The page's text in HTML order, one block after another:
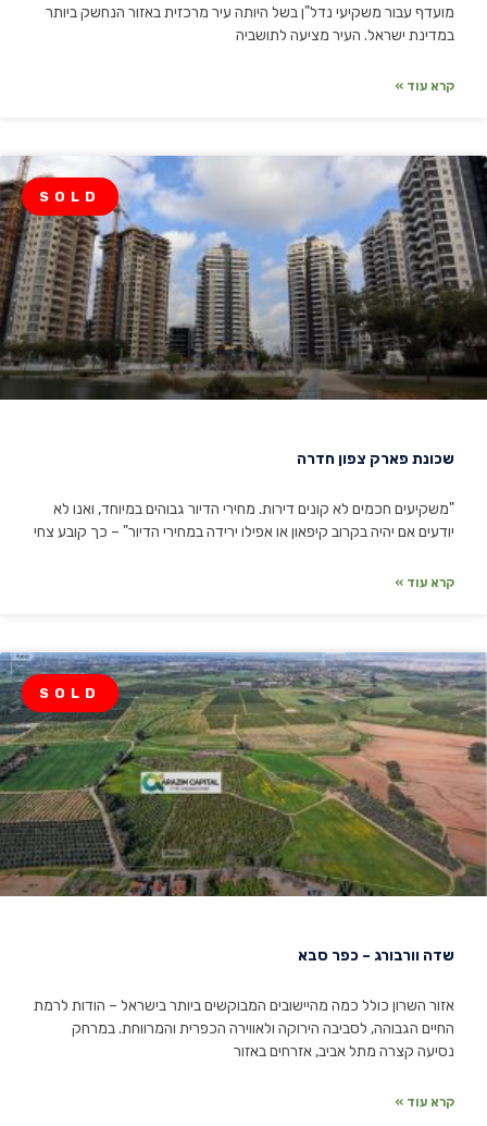
מועדף עבור משקיעי נדל"ן בשל היותה עיר מרכזית באזור הנחשק ביותר
במדינת ישראל. העיר מציעה לתושביה
קרא עוד »
SOLD
שכונת פארק צפון חדרה
"משקיעים חכמים לא קונים דירות. מחירי הדיור גבוהים במיוחד, ואנו לא
יודעים אם יהיה בקרוב קיפאון או אפילו ירידה במחירי הדיור" – כך קובע צחי
קרא עוד »
SOLD
שדה וורבורג – כפר סבא
אזור השרון כולל כמה מהיישובים המבוקשים ביותר בישראל – הודות לרמת
החיים הגבוהה, לסביבה הירוקה ולאווירה הכפרית והמרווחת. במרחק
נסיעה קצרה מתל אביב, אזרחים באזור
קרא עוד »